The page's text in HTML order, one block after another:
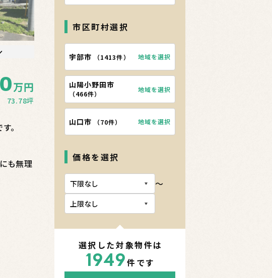
万円
73.78坪
。
も無理
市区町村選択
宇部市 （1413件） 地域を選択
山陽小野田市
（466件）
地域を選択
山口市 （70件） 地域を選択
価格を選択
〜
選択した対象物件は
1949件です